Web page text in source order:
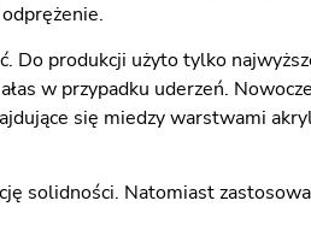
Do produkcji użyto tylko
w przypadku uderzeń.
się miedzy warstwami
solidności. Natomiast